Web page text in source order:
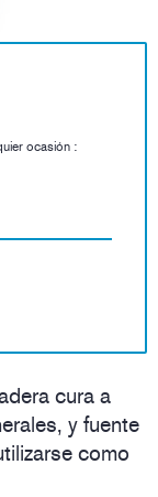
ocasión :
cura a
y fuente
como